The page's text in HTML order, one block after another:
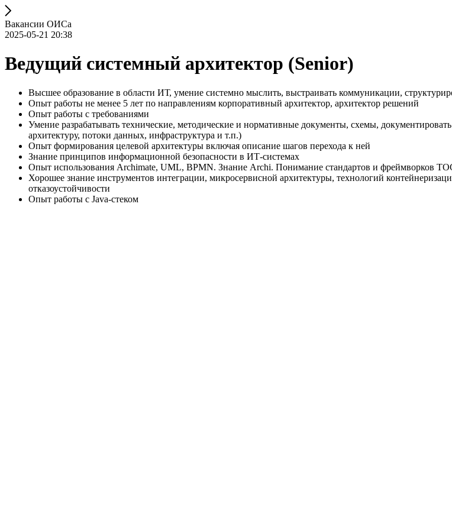
Вакансии ОИСа
2025-05-21 20:38
Ведущий системный архитектор (Senior)
Высшее образование в области ИТ, умение системно мыслить, выстраивать коммуникации,
Опыт работы не менее 5 лет по направлениям корпоративный архитектор, архитектор решений
Опыт работы с требованиями
Умение разрабатывать технические, методические и нормативные документы, схемы,
архитектуру, потоки данных, инфраструктура и т.п.)
Опыт формирования целевой архитектуры включая описание шагов перехода к ней
Знание принципов информационной безопасности в ИТ-системах
Опыт использования Archimate, UML, BPMN. Знание Archi. Понимание стандартов и фреймворков
Хорошее знание инструментов интеграции, микросервисной архитектуры, технологий
отказоустойчивости
Опыт работы с Java-стеком